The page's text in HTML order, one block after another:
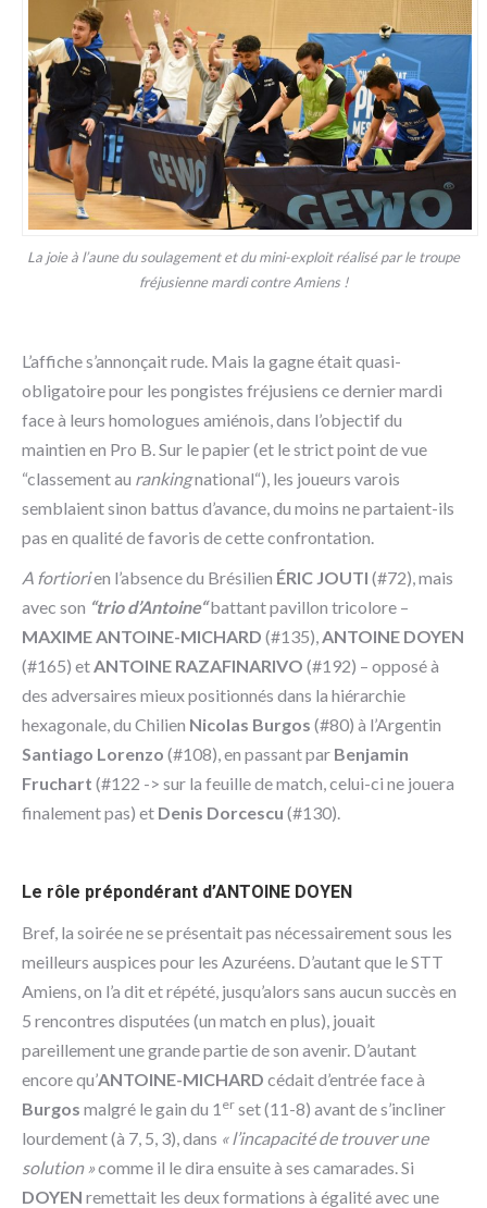
La joie à l’aune du soulagement et du mini-exploit réalisé par le troupe
fréjusienne mardi contre Amiens !
L’affiche s’annonçait rude. Mais la gagne était quasi-
obligatoire pour les pongistes fréjusiens ce dernier mardi
face à leurs homologues amiénois, dans l’objectif du
maintien en Pro B. Sur le papier (et le strict point de vue
“classement au rankingnational“), les joueurs varois
semblaient sinon battus d’avance, du moins ne partaient-ils
pas en qualité de favoris de cette confrontation.
A fortiorien l’absence du Brésilien ÉRIC JOUTI (#72), mais
avec son “trio d’Antoine“battant pavillon tricolore –
MAXIME ANTOINE-MICHARD (#135),ANTOINE DOYEN
(#165) etANTOINE RAZAFINARIVO (#192) – opposé à
des adversaires mieux positionnés dans la hiérarchie
hexagonale, du Chilien Nicolas Burgos (#80) à l’Argentin
Santiago Lorenzo (#108), en passant par Benjamin
Fruchart (#122 -> sur la feuille de match, celui-ci ne jouera
finalement pas) et Denis Dorcescu (#130).
Le rôle prépondérant d’ANTOINE DOYEN
Bref, la soirée ne se présentait pas nécessairement sous les
meilleurs auspices pour les Azuréens. D’autant que le STT
Amiens, on l’a dit et répété, jusqu’alors sans aucun succès en
5 rencontres disputées (un match en plus), jouait
pareillement une grande partie de son avenir. D’autant
encore qu’ANTOINE-MICHARD cédait d’entrée face à
Burgos malgré le gain du 1 er set (11-8) avant de s’incliner
lourdement (à 7, 5, 3), dans « l’incapacité de trouver une
solution »comme il le dira ensuite à ses camarades. Si
DOYEN remettait les deux formations à égalité avec une